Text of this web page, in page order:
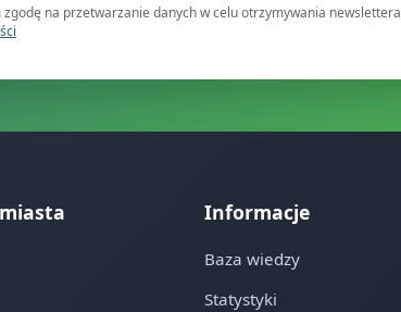
zgodę na przetwarzanie danych w celu otrzymywania newslettera
Informacje
Baza wiedzy
Statystyki